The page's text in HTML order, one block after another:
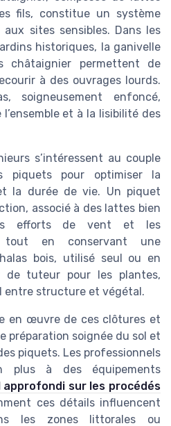
fils, constitue un système
sites sensibles. Dans les
historiques, la ganivelle
châtaignier permettent de
à des ouvrages lourds.
soigneusement enfoncé,
et à la lisibilité des
s’intéressent au couple
piquets pour optimiser la
la durée de vie. Un piquet
associé à des lattes bien
efforts de vent et les
tout en conservant une
bois, utilisé seul ou en
de tuteur pour les plantes,
entre structure et végétal.
en œuvre de ces clôtures et
préparation soignée du sol et
piquets. Les professionnels
plus à des équipements
approfondi sur les procédés
ces détails influencent
les zones littorales ou